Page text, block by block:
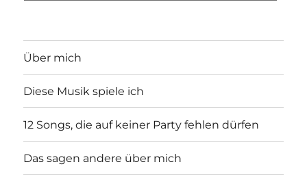
Über mich
Diese Musik spiele ich
12 Songs, die auf keiner Party fehlen dürfen
Das sagen andere über mich